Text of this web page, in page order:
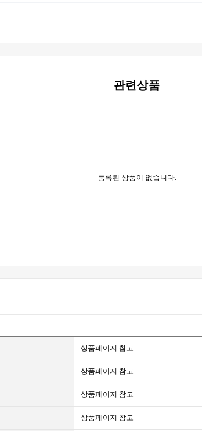
관련상품
등록된 상품이 없습니다.
상품페이지 참고
상품페이지 참고
상품페이지 참고
상품페이지 참고